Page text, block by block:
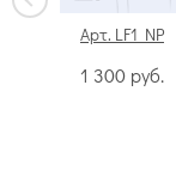
Арт. LF1 NP
1 300 руб.